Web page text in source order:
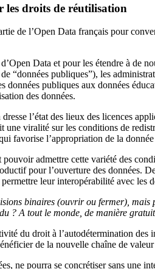
les droits de réutilisation
de l’Open Data français pour
Data et pour les étendre à de
“données publiques”), les
données publiques aux données
des données.
l’état des lieux des licences
une viralité sur les conditions de
favorise l’appropriation de la
admettre cette variété des
pour l’ouverture des données.
leur interopérabilité avec
binaires (ouvrir ou fermer),
? A tout le monde, de manière
du droit à l’autodétermination des
de la nouvelle chaîne de valeur
ne pourra se concrétiser sans une